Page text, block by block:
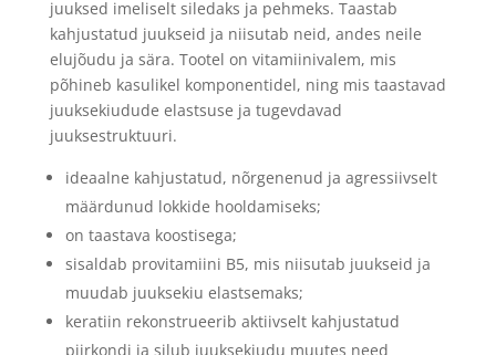
juuksed imeliselt siledaks ja pehmeks. Taastab
kahjustatud juukseid ja niisutab neid, andes neile
elujõudu ja sära. Tootel on vitamiinivalem, mis
põhineb kasulikel komponentidel, ning mis taastavad
juuksekiudude elastsuse ja tugevdavad
juuksestruktuuri.
ideaalne kahjustatud, nõrgenenud ja agressiivselt
määrdunud lokkide hooldamiseks;
on taastava koostisega;
sisaldab provitamiini B5, mis niisutab juukseid ja
muudab juuksekiu elastsemaks;
keratiin rekonstrueerib aktiivselt kahjustatud
piirkondi ja silub juuksekiudu muutes need